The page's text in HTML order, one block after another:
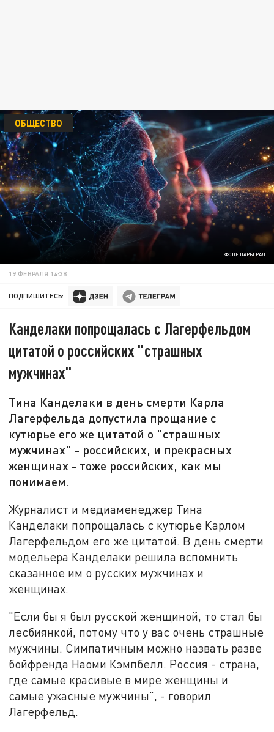
ФОТО: ЦАРЬГРАД
ОБЩЕСТВО
19 ФЕВРАЛЯ 14:38
ПОДПИШИТЕСЬ:
Канделаки попрощалась с Лагерфельдом
цитатой о российских "страшных
мужчинах"
Тина Канделаки в день смерти Карла
Лагерфельда допустила прощание с
кутюрье его же цитатой о "страшных
мужчинах" - российских, и прекрасных
женщинах - тоже российских, как мы
понимаем.
Журналист и медиаменеджер Тина
Канделаки попрощалась с кутюрье Карлом
Лагерфельдом его же цитатой. В день смерти
модельера Канделаки решила вспомнить
сказанное им о русских мужчинах и
женщинах.
"Если бы я был русской женщиной, то стал бы
лесбиянкой, потому что у вас очень страшные
мужчины. Симпатичным можно назвать разве
бойфренда Наоми Кэмпбелл. Россия - страна,
где самые красивые в мире женщины и
самые ужасные мужчины", - говорил
Лагерфельд.